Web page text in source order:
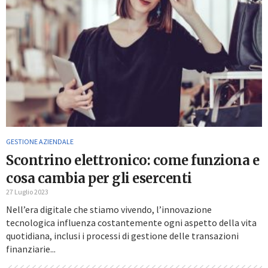
GESTIONE AZIENDALE
Scontrino elettronico: come funziona e
cosa cambia per gli esercenti
27 Luglio 2023
Nell’era digitale che stiamo vivendo, l’innovazione
tecnologica influenza costantemente ogni aspetto della vita
quotidiana, inclusi i processi di gestione delle transazioni
finanziarie...